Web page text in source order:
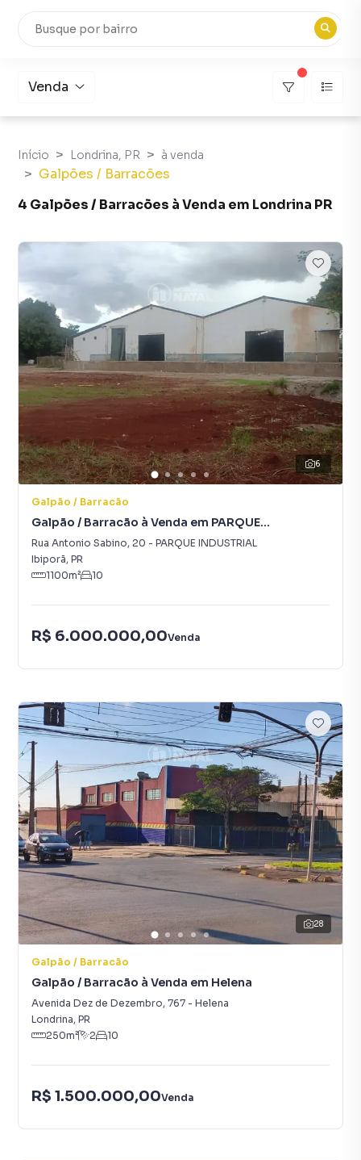
Venda
Início Londrina, PR à venda
Galpões / Barracões
4 Galpões / Barracões à Venda em Londrina PR
6
Galpão / Barracão
Galpão / Barracão à Venda em PARQUE
INDUSTRIAL
Rua Antonio Sabino, 20 - PARQUE INDUSTRIAL
Ibiporã, PR
1100m² 10
R$ 6.000.000,00Venda
28
Galpão / Barracão
Galpão / Barracão à Venda em Helena
Avenida Dez de Dezembro, 767 - Helena
Londrina, PR
250m² 2 10
R$ 1.500.000,00Venda